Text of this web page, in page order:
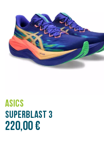
ASICS
SUPERBLAST 3
220,00 €